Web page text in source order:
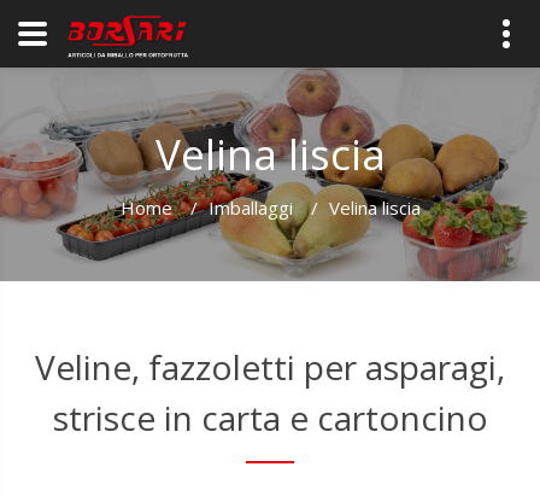
Velina liscia
Home / Imballaggi / Velina liscia
Veline, fazzoletti per asparagi,
strisce in carta e cartoncino